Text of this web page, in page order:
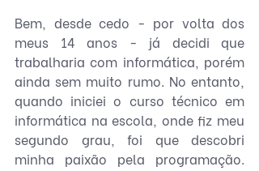
Bem, desde cedo - por volta dos
meus 14 anos - já decidi que
trabalharia com informática, porém
ainda sem muito rumo. No entanto,
quando iniciei o curso técnico em
informática na escola, onde fiz meu
segundo grau, foi que descobri
minha paixão pela programação.